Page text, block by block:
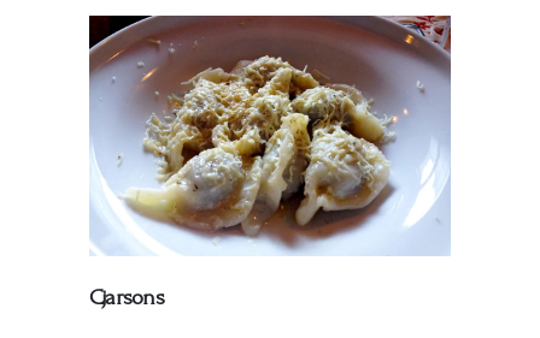
Cjarsons